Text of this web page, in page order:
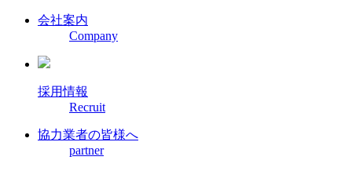
会社案内
Company
採用情報
Recruit
協力業者の皆様へ
partner